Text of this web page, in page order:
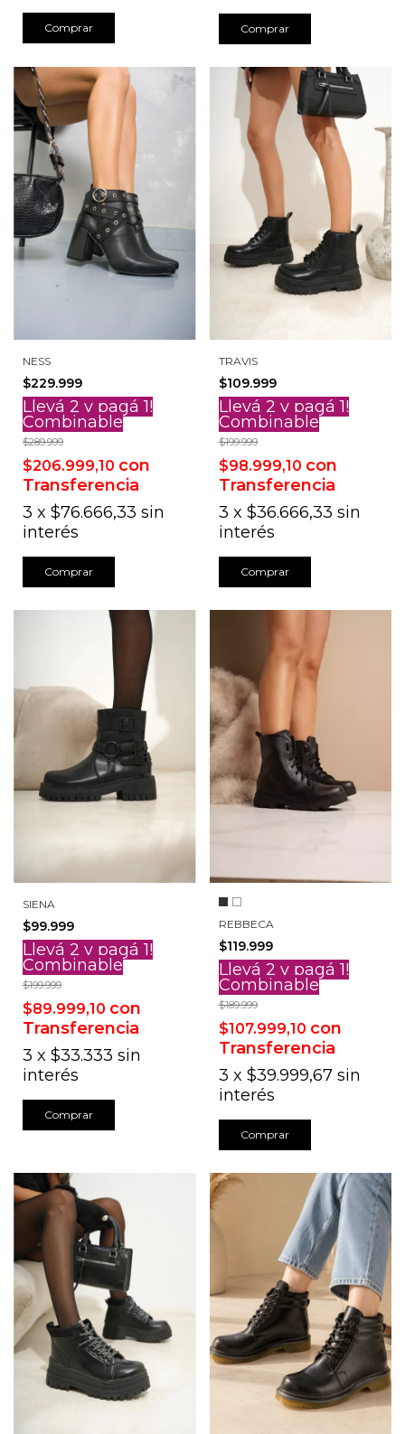
Comprar Comprar
NESS
$229.999
Llevá 2 y pagá 1!
Combinable
$289.999
$206.999,10 con
Transferencia
3 x $76.666,33 sin
interés
Comprar
TRAVIS
$109.999
Llevá 2 y pagá 1!
Combinable
$199.999
$98.999,10 con
Transferencia
3 x $36.666,33 sin
interés
Comprar
SIENA
$99.999
Llevá 2 y pagá 1!
Combinable
$199.999
$89.999,10 con
Transferencia
3 x $33.333 sin
interés
Comprar
REBBECA
$119.999
Llevá 2 y pagá 1!
Combinable
$189.999
$107.999,10 con
Transferencia
3 x $39.999,67 sin
interés
Comprar